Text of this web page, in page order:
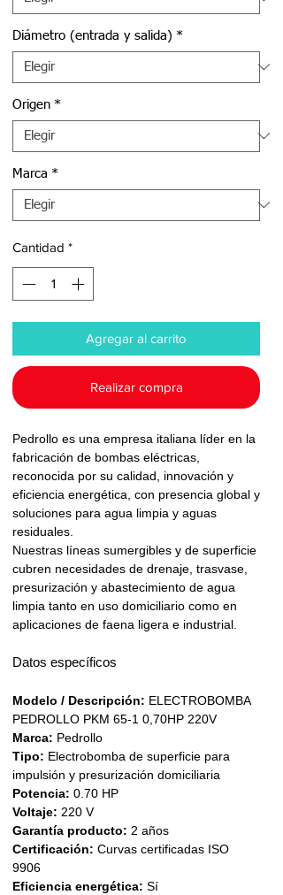
Diámetro (entrada y salida) *
Origen *
Marca *
Cantidad *
Agregar al carrito
Realizar compra
Pedrollo es una empresa italiana líder en la
fabricación de bombas eléctricas,
reconocida por su calidad, innovación y
eficiencia energética, con presencia global y
soluciones para agua limpia y aguas
residuales.
Nuestras líneas sumergibles y de superficie
cubren necesidades de drenaje, trasvase,
presurización y abastecimiento de agua
limpia tanto en uso domiciliario como en
aplicaciones de faena ligera e industrial.
Datos específicos
Modelo / Descripción: ELECTROBOMBA
PEDROLLO PKM 65-1 0,70HP 220V
Marca: Pedrollo
Tipo: Electrobomba de superficie para
impulsión y presurización domiciliaria
Potencia: 0.70 HP
Voltaje: 220 V
Garantía producto: 2 años
Certificación: Curvas certificadas ISO
9906
Eficiencia energética: Sí